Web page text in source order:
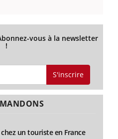
vous à la newsletter
!
S'inscrire
un touriste en France